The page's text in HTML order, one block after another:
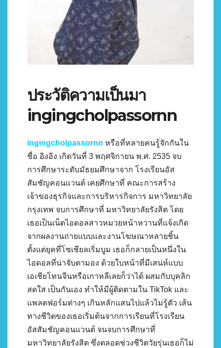
ประวัติความเป็นมา
ingingcholpassornn
ingingcholpassornn หรือที่หลายคนรู้จักกันใน
ชื่อ อิงอิง เกิดวันที่ 3 พฤศจิกายน พ.ศ. 2535 จบ
การศึกษาระดับมัธยมศึกษาจาก โรงเรียนอัส
สัมชัญคอนแวนต์ เคยศึกษาที่ คณะการสร้าง
เจ้าของธุรกิจและการบริหารกิจการ มหาวิทยาลัย
กรุงเทพ จบการศึกษาที่ มหาวิทยาลัยรังสิต โดย
เธอเป็นเน็ตไอดอลสาวหมวยหน้าหวานที่แจ้งเกิด
จากผลงานถ่ายแบบและงานโฆษณาหลายชิ้น
ตั้งแต่ยุคที่โซเชียลเริ่มบูม เธอก็กลายเป็นหนึ่งใน
ไอดอลที่น่าจับตามอง ด้วยใบหน้าที่มีเสน่ห์แบบ
เอเชียโทนจีนหรือเกาหลีเลยก็ว่าได้ ผสมกับบุคลิก
สดใส เป็นกันเอง ทำให้มีผู้ติดตามใน TikTok และ
แพลตฟอร์มต่างๆ เกินหลักแสนไปแล้วไม่รู้ตัว เส้น
ทางชีวิตของเธอเริ่มต้นจากการเรียนที่โรงเรียน
อัสสัมชัญคอนแวนต์ จนจบการศึกษาที่
มหาวิทยาลัยรังสิต ซึ่งตลอดช่วงชีวิตวัยรุ่นเธอก็ไม่